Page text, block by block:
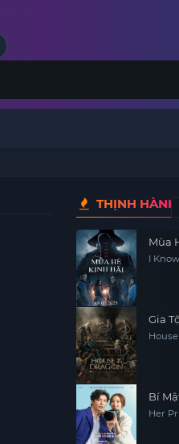
THỊNH HÀNH
Mùa
I
Gia
Bí
Her